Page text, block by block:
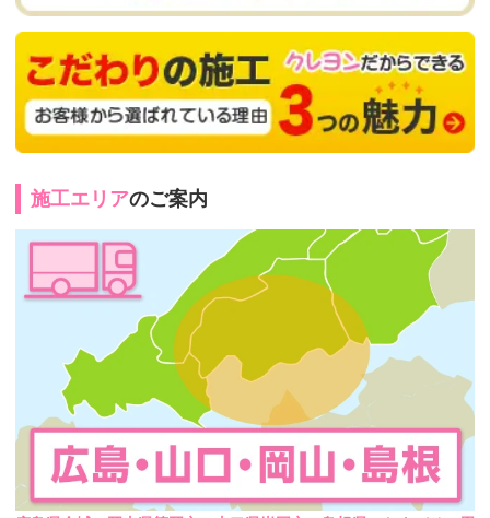
施工エリアのご案内